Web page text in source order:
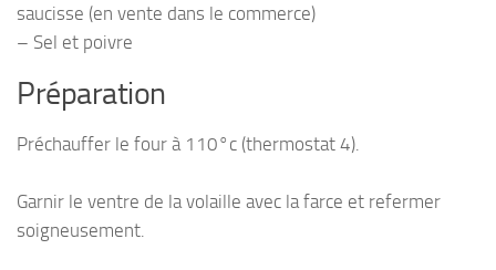
saucisse (en vente dans le commerce)
– Sel et poivre
Préparation
Préchauffer le four à 110°c (thermostat 4).
Garnir le ventre de la volaille avec la farce et refermer
soigneusement.